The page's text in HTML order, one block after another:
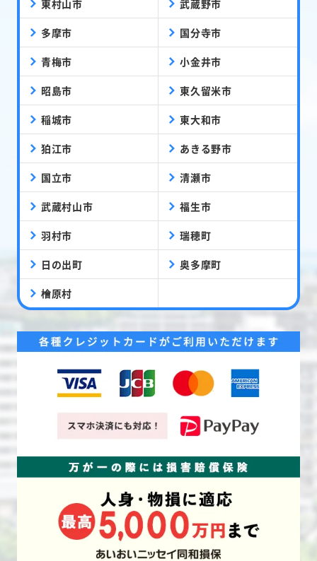
東村山市 武蔵野市
多摩市 国分寺市
青梅市 小金井市
昭島市 東久留米市
稲城市 東大和市
狛江市 あきる野市
国立市 清瀬市
武蔵村山市 福生市
羽村市 瑞穂町
日の出町 奥多摩町
檜原村